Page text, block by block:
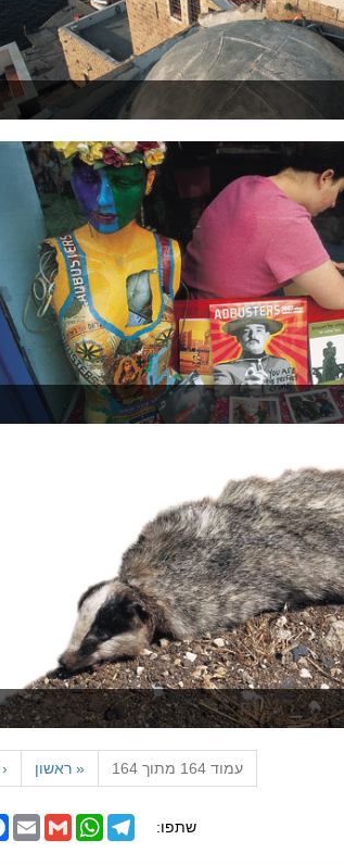
עמוד 164 מתוך 164 « ראשון ‹
שתפו:
F
a
E
m
G
m
W
h
T
e